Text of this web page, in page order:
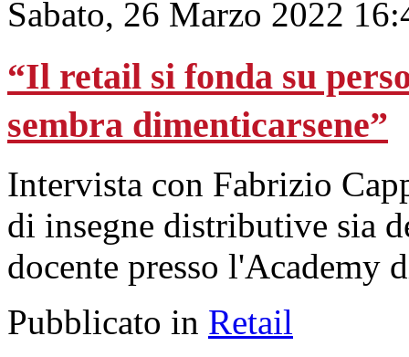
Sabato, 26 Marzo 2022
“Il retail si fonda su
sembra dimenticarsene”
Intervista con Fabrizio
di insegne distributive sia
docente presso l'Academy
Pubblicato in Retail